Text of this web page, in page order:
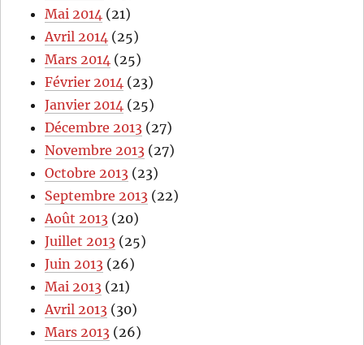
Mai 2014 (21)
Avril 2014 (25)
Mars 2014 (25)
Février 2014 (23)
Janvier 2014 (25)
Décembre 2013 (27)
Novembre 2013 (27)
Octobre 2013 (23)
Septembre 2013 (22)
Août 2013 (20)
Juillet 2013 (25)
Juin 2013 (26)
Mai 2013 (21)
Avril 2013 (30)
Mars 2013 (26)